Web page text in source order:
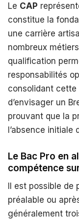
Le CAP
constitue la
une carrière
nombreux
qualification
responsabilités
consolidant cette
d’envisager un
prouvant que la
l’absence initiale
Le Bac Pro en
compétence
Il est possible de
préalable ou
généralement